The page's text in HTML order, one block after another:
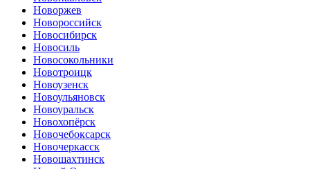
Новоржев
Новороссийск
Новосибирск
Новосиль
Новосокольники
Новотроицк
Новоузенск
Новоульяновск
Новоуральск
Новохопёрск
Новочебоксарск
Новочеркасск
Новошахтинск